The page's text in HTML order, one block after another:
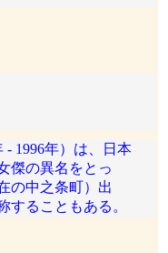
- 1996年）は、日本
傑の異名をとっ
の中之条町）出
することもある。